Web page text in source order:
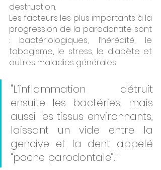
destruction.
Les facteurs les plus importants à la
progression de la parodontite sont
: bactériologiques, l’hérédité, le
tabagisme, le stress, le diabète et
autres maladies générales.
"L’inflammation détruit
ensuite les bactéries, mais
aussi les tissus environnants,
laissant un vide entre la
gencive et la dent appelé
“poche parodontale”."